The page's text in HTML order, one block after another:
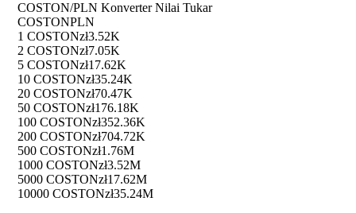
COSTON/PLN Konverter Nilai Tukar
COSTONPLN
1 COSTONzł3.52K
2 COSTONzł7.05K
5 COSTONzł17.62K
10 COSTONzł35.24K
20 COSTONzł70.47K
50 COSTONzł176.18K
100 COSTONzł352.36K
200 COSTONzł704.72K
500 COSTONzł1.76M
1000 COSTONzł3.52M
5000 COSTONzł17.62M
10000 COSTONzł35.24M